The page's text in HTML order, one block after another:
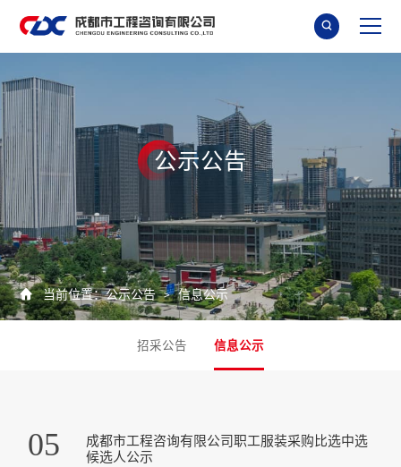

公示公告
 当前位置：公示公告 > 信息公示
招采公告 信息公示
05
成都市工程咨询有限公司职工服装采购比选中选
候选人公示